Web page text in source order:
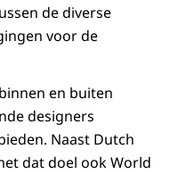
de diverse
voor de
en buiten
designers
Naast Dutch
dat doel ook World